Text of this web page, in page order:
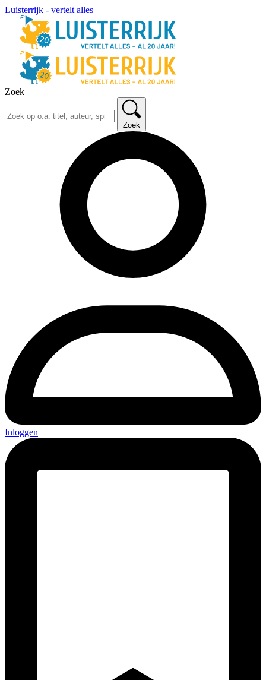
Luisterrijk - vertelt alles
Zoek
Zoek
Inloggen